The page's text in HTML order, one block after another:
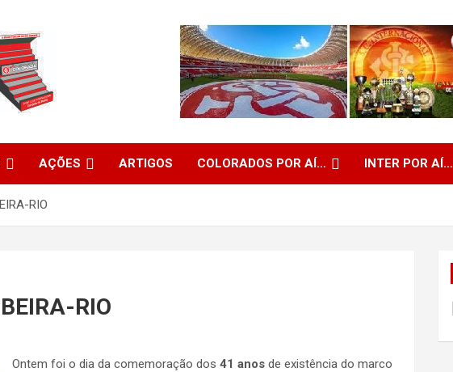
AÇÕES ARTIGOS COLORADOS POR AÍ… INTER POR AÍ…
RIO
RIO
Ontem foi o dia da comemoração dos 41 anos de existência do marco